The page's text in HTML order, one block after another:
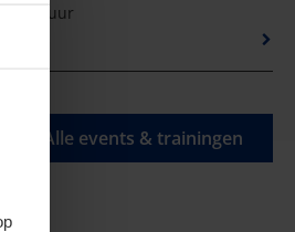
13:30 uur
Alle events & trainingen